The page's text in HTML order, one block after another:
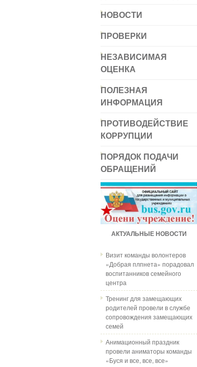
НОВОСТИ
ПРОВЕРКИ
НЕЗАВИСИМАЯ
ОЦЕНКА
ПОЛЕЗНАЯ
ИНФОРМАЦИЯ
ПРОТИВОДЕЙСТВИЕ
КОРРУПЦИИ
ПОРЯДОК ПОДАЧИ
ОБРАЩЕНИЙ
АКТУАЛЬНЫЕ НОВОСТИ
Визит команды волонтеров
«Добрая плпнета» порадовал
воспитанников семейного
центра
Тренинг для замещающих
родителей провели в службе
сопровождения замещающих
семей
Анимационный праздник
провели аниматоры команды
«Буся и все, все, все»